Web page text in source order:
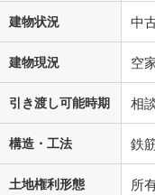
建物状況 中
建物現況 空
引き渡し可能時期 相
構造・工法 鉄
土地権利形態 所